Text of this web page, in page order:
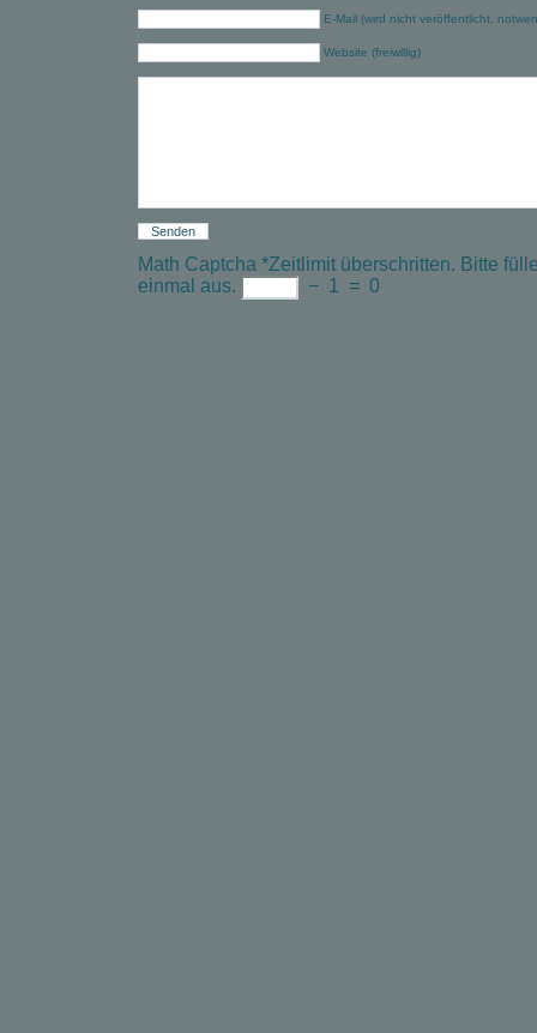
E-Mail (wird nicht veröffentlicht,
Website (freiwillig)
Math Captcha *Zeitlimit überschritten. Bitte
einmal aus.
− 1 = 0